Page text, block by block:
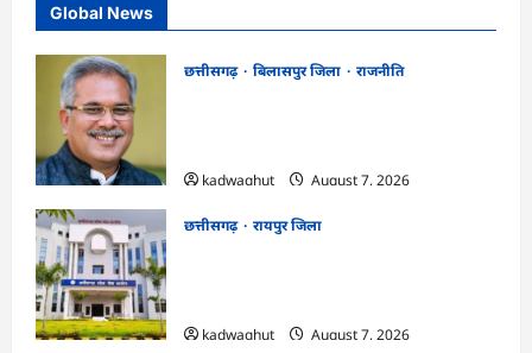
Global News
छत्तीसगढ़ बिलासपुर जिला
राजनीति
kadwaghut
August 7, 2026
छत्तीसगढ़
रायपुर जिला
kadwaghut
August 7, 2026